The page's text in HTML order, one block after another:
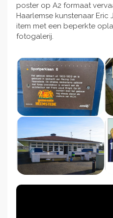
poster op A2 formaat
Haarlemse kunstenaar
item met een beperkte
fotogalerij.